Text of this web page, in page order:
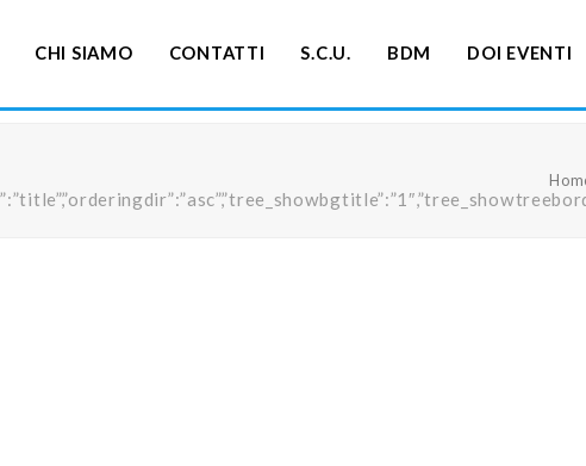
CHI SIAMO CONTATTI S.C.U. BDM DOI EVENTI